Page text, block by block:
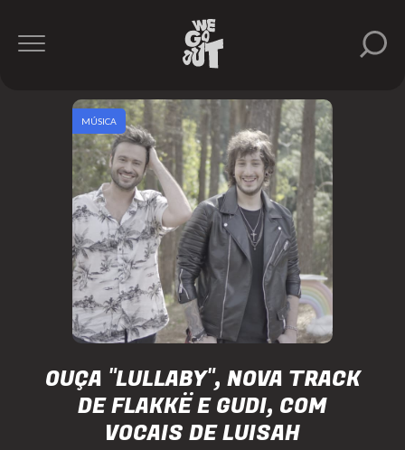
OUÇA "LULLABY", NOVA TRACK
DE FLAKKË E GUDI, COM
VOCAIS DE LUISAH
MÚSICA